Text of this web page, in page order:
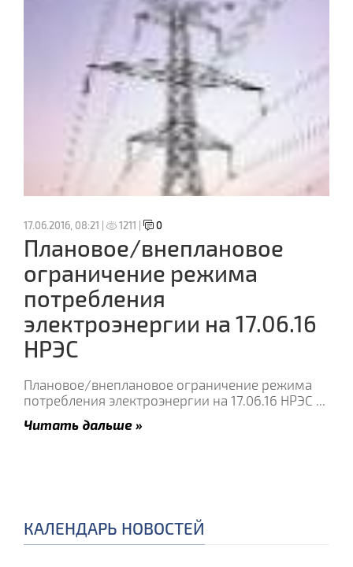
17.06.2016, 08:21 | 1211 | 0
Плановое/внеплановое
ограничение режима
потребления
электроэнергии на 17.06.16
НРЭС
Плановое/внеплановое ограничение режима
потребления электроэнергии на 17.06.16 НРЭС ...
Читать дальше »
КАЛЕНДАРЬ НОВОСТЕЙ